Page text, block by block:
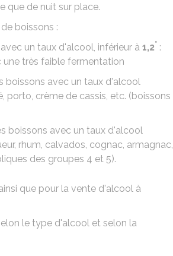
que de nuit sur place.
boissons :
un taux d'alcool, inférieur à 1,2° :
une très faible fermentation
boissons avec un taux d'alcool
porto, crème de cassis, etc. (boissons
boissons avec un taux d'alcool
rhum, calvados, cognac, armagnac,
des groupes 4 et 5).
que pour la vente d'alcool à
le type d'alcool et selon la